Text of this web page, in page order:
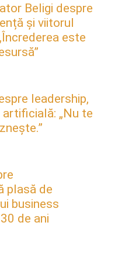
Beligi despre
și viitorul
este
leadership,
„Nu te
plasă de
business
de ani